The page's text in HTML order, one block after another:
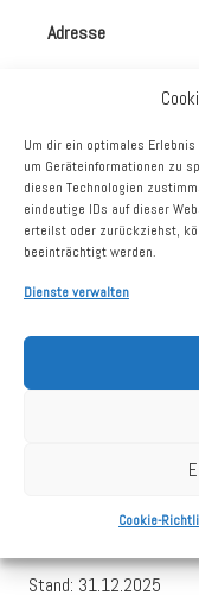
Um dir ein optimales
um Geräteinformationen zu
diesen Technologien
eindeutige IDs auf dieser
erteilst oder zurückziehst,
beeinträchtigt werden.
Dienste verwalten
Cookie-
Adresse
vermietbare Fläche
Vermietungsstand
Größte Mieter
Stand: 31.12.2025